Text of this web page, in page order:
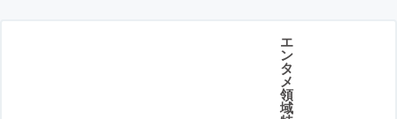
エ
ン
タ
メ
領
域